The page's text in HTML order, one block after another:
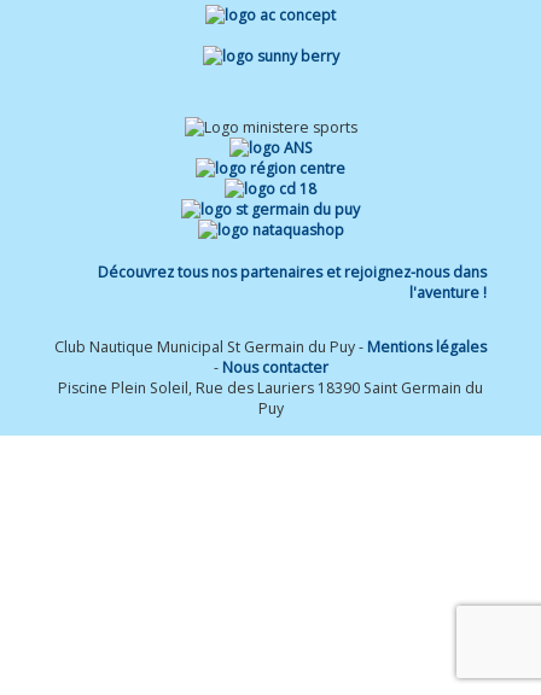
Découvrez tous nos partenaires et rejoignez-nous dans
l'aventure !
Club Nautique Municipal St Germain du Puy - Mentions légales
- Nous contacter
Piscine Plein Soleil, Rue des Lauriers 18390 Saint Germain du
Puy